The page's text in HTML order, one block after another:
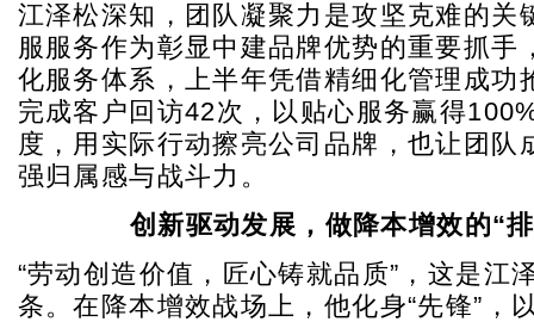
江泽松深知，团队凝聚力是攻坚克难的关
服服务作为彰显中建品牌优势的重要抓手
化服务体系，上半年凭借精细化管理成功
完成客户回访42次，以贴心服务赢得
度，用实际行动擦亮公司品牌，也让团队
强归属感与战斗力。
创新驱动发展，做降本增效的“
“劳动创造价值，匠心铸就品质”，这是江
条。在降本增效战场上，他化身“先锋”，